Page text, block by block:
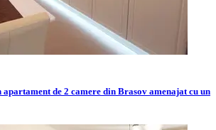
de 2 camere din Brasov amenajat cu un